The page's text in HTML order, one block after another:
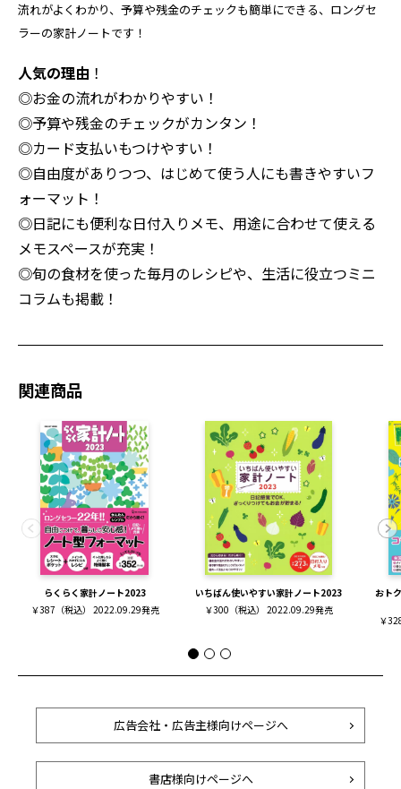
流れがよくわかり、予算や残金のチェックも簡単にできる、ロングセ
ラーの家計ノートです！
人気の理由 ！
◎お金の流れがわかりやすい！
◎予算や残金のチェックがカンタン！
◎カード支払いもつけやすい！
◎自由度がありつつ、はじめて使う人にも書きやすいフ
ォーマット！
◎日記にも便利な日付入りメモ、用途に合わせて使える
メモスペースが充実！
◎旬の食材を使った毎月のレシピや、生活に役立つミニ
コラムも掲載！
関連商品
らくらく家計ノート2023
￥387（税込） 2022.09.29発売
いちばん使いやすい家計ノート2023
￥300（税込） 2022.09.29発売
おト
￥
広告会社・広告主様向けページへ
書店様向けページへ